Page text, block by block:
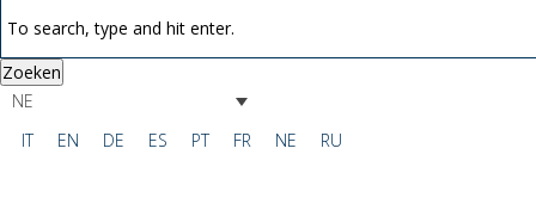
Zoeken
NE
IT
EN DE ES PT FR NE RU